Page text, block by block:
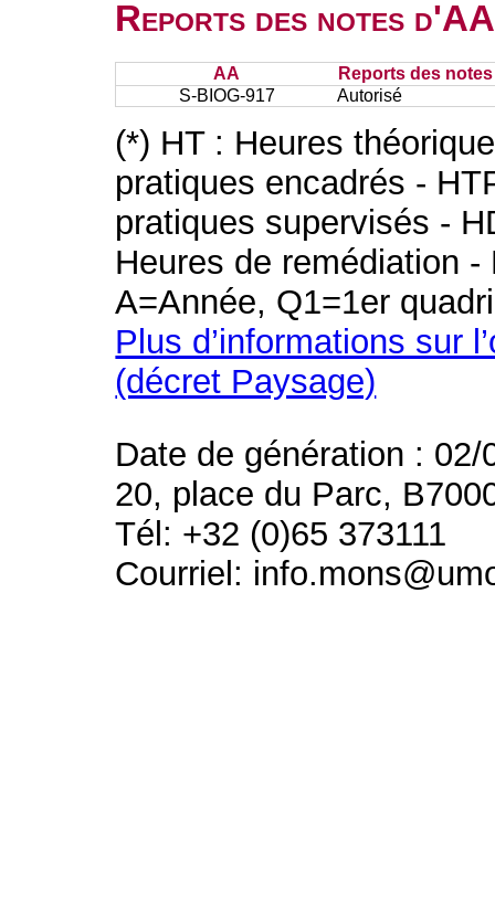
Reports des notes
AA
Reports des
S-BIOG-917
Autorisé
(*) HT : Heures
pratiques encadrés -
pratiques supervisés -
Heures de remédiation
A=Année, Q1=1er
Plus d’informations sur
(décret Paysage)
Date de génération : 02/
20, place du Parc,
Tél: +32 (0)65 373111
Courriel: